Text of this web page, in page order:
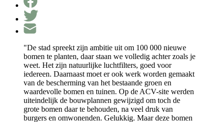
"De stad spreekt zijn ambitie uit om 100 000 nieuwe
bomen te planten, daar staan we volledig achter zoals je
weet. Het zijn natuurlijke luchtfilters, goed voor
iedereen. Daarnaast moet er ook werk worden gemaakt
van de bescherming van het bestaande groen en
waardevolle bomen en tuinen. Op de ACV-site werden
uiteindelijk de bouwplannen gewijzigd om toch de
grote bomen daar te behouden, na veel druk van
burgers en omwonenden. Gelukkig. Maar deze bomen